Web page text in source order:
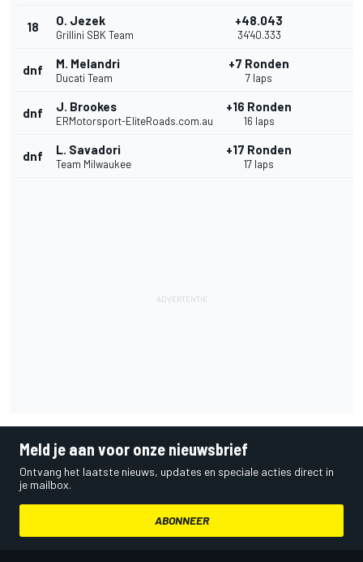
18 O. Jezek
Grillini SBK Team
+48.043
34'40.333
dnf M. Melandri
Ducati Team
+7 Ronden
7 laps
dnf J. Brookes
ERMotorsport-EliteRoads.com.au
+16 Ronden
16 laps
dnf L. Savadori
Team Milwaukee
+17 Ronden
17 laps
Meld je aan voor onze nieuwsbrief
Ontvang het laatste nieuws, updates en speciale acties direct in
je mailbox.
ABONNEER